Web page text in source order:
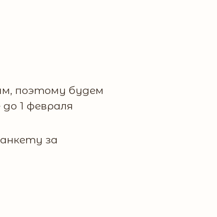
поэтому будем
1 февраля
за